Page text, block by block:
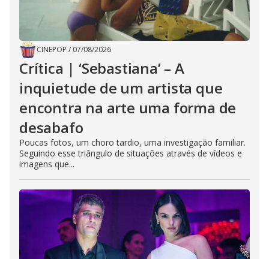
CINEPOP / 07/08/2026
Crítica | ‘Sebastiana’ – A
inquietude de um artista que
encontra na arte uma forma de
desabafo
Poucas fotos, um choro tardio, uma investigação familiar.
Seguindo esse triângulo de situações através de vídeos e
imagens que...